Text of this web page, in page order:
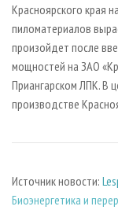
ДЕРЕВЯННОЕ
БИОЭНЕРГЕТИКА
ЦБП
RUSSIAN
ГАЗЕТА
Красноярского края
пиломатериалов
произойдет после
мощностей на ЗАО
Приангарском ЛПК. В
производстве
Источник новости:
Биoэнергетика и